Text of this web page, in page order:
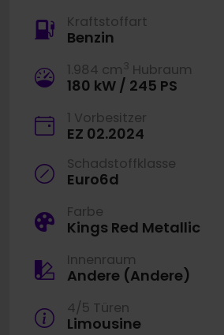
Kraftstoffart
Benzin
1.984 cm 3 Hubraum
180 kW / 245 PS
1 Vorbesitzer
EZ 02.2024
Schadstoffklasse
Euro6d
Farbe
Kings Red Metallic
Innenraum
Andere (Andere)
4/5 Türen
Limousine